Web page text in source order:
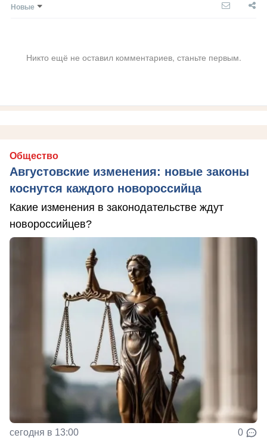
Новые
Никто ещё не оставил комментариев, станьте первым.
Общество
Августовские изменения: новые законы
коснутся каждого новороссийца
Какие изменения в законодательстве ждут
новороссийцев?
сегодня в 13:00 0